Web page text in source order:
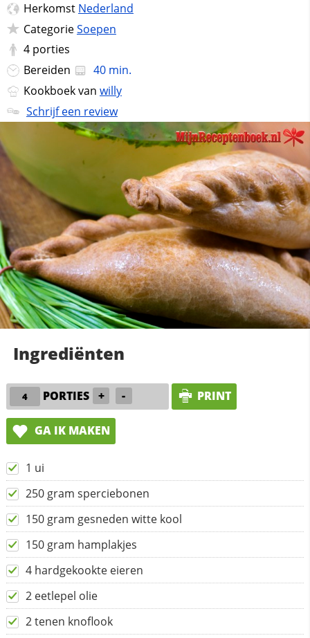
Herkomst Nederland
CategorieSoepen
4 porties
Bereiden
40 min.
Kookboek van willy
Schrijf een review
Ingrediënten
PORTIES + - PRINT
GA IK MAKEN
1 ui
250 gram sperciebonen
150 gram gesneden witte kool
150 gram hamplakjes
4 hardgekookte eieren
2 eetlepel olie
2 tenen knoflook